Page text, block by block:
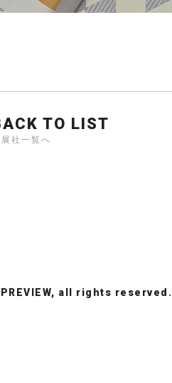
TO LIST
展社一覧へ
all rights reserved.